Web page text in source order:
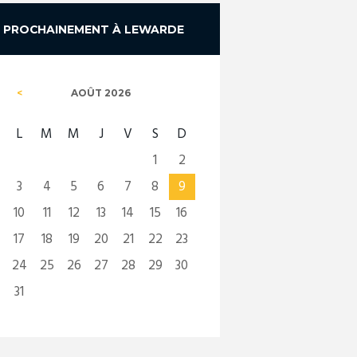
PROCHAINEMENT À LEWARDE
AOÛT 2026
L M M J V S
D
1
2
3
4 5 6 7 8
9
10
11 12 13 14 15
16
17
18 19 20 21 22
23
24
25 26 27 28 29
30
31